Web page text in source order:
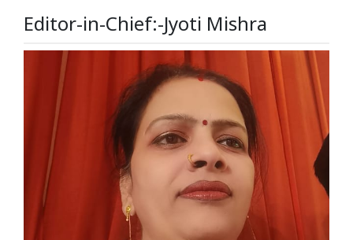
Editor-in-Chief:-Jyoti Mishra